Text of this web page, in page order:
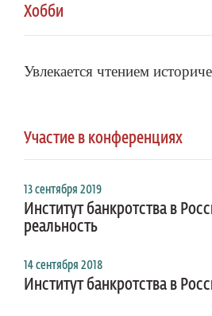
Хобби
Увлекается чтением
Участие в конференциях
13 сентября 2019
Институт банкротства в
реальность
14 сентября 2018
Институт банкротства в